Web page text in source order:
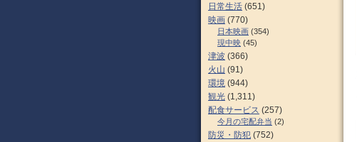
日常生活 (651)
映画 (770)
日本映画 (354)
現中映 (45)
津波 (366)
火山 (91)
環境 (944)
観光 (1,311)
配食サービス (257)
今月の宅配弁当 (2)
防災・防犯 (752)